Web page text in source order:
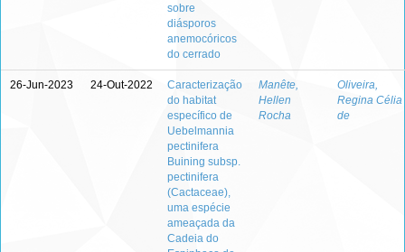
sobre
diásporos
anemocóricos
do cerrado
26-Jun-2023 24-Out-2022
Caracterização
do habitat
específico de
Uebelmannia
pectinifera
Buining subsp.
pectinifera
(Cactaceae),
uma espécie
ameaçada da
Cadeia do
Manête,
Hellen
Rocha
Oliveira,
Regina Célia
de